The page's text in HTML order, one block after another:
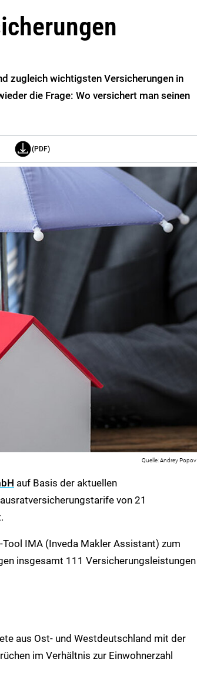
zugleich wichtigsten Versicherungen in
die Frage: Wo versichert man seinen
(PDF)
Andrey Popov
auf Basis der aktuellen
von 21
IMA (Inveda Makler Assistant) zum
insgesamt 111 Versicherungsleistungen
aus Ost- und Westdeutschland mit der
im Verhältnis zur Einwohnerzahl